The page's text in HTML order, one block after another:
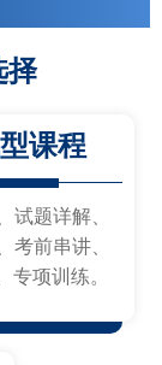
择
课程
试题详解、
考前串讲、
专项训练。